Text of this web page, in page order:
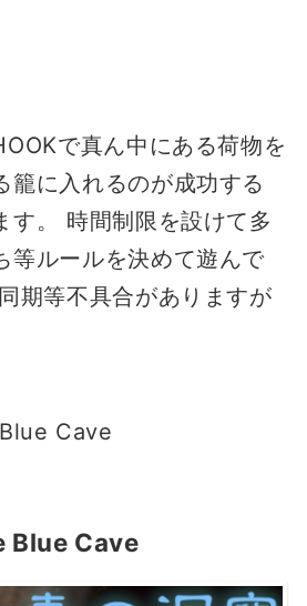
で真ん中にある荷物を
籠に入れるのが成功する
す。 時間制限を設けて多
等ルールを決めて遊んで
期等不具合がありますが
Cave
Blue Cave